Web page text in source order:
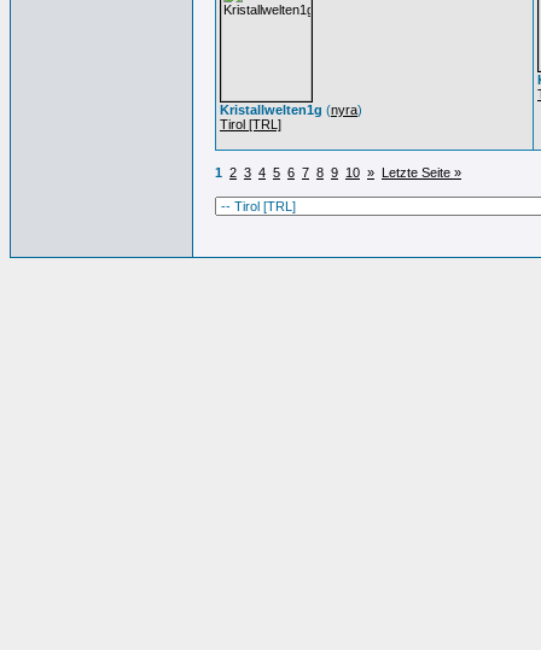
Kristallwelten1g (nyra)
Tirol [TRL]
1 2 3 4 5 6 7 8 9 10 » Letzte Seite »